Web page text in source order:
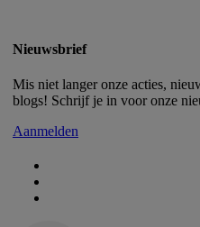
Nieuwsbrief
Mis niet langer onze acties,
blogs! Schrijf je in voor onze
Aanmelden